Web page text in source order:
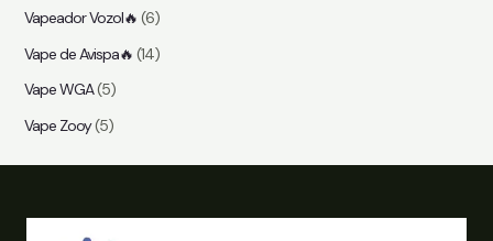
Vapeador Vozol🔥 (6)
Vape de Avispa🔥 (14)
Vape WGA(5)
Vape Zooy(5)